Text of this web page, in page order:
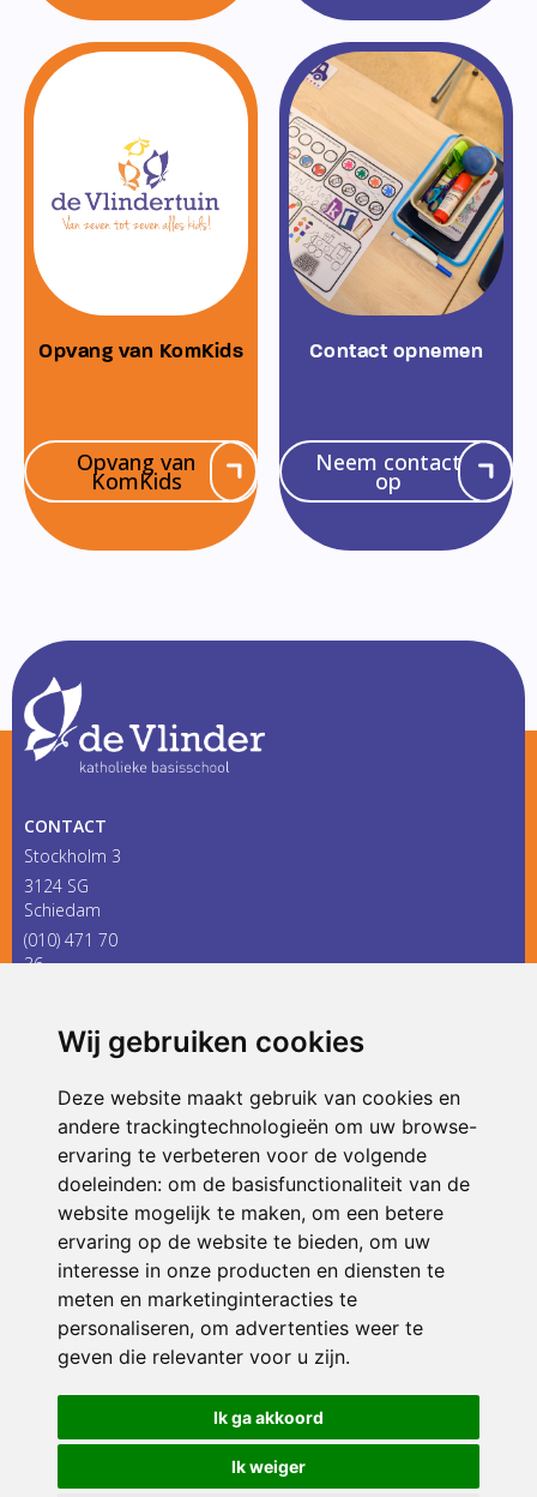
Wij gebruiken cookies
Deze website maakt gebruik van cookies en
andere trackingtechnologieën om uw browse-
ervaring te verbeteren voor de volgende
doeleinden: om de basisfunctionaliteit van de
website mogelijk te maken, om een betere
ervaring op de website te bieden, om uw
interesse in onze producten en diensten te
meten en marketinginteracties te
personaliseren, om advertenties weer te
geven die relevanter voor u zijn.
Ik ga akkoord
Ik weiger
Opvang van KomKids
Opvang van
KomKids
Contact opnemen
Neem contact
op
CONTACT
Stockholm 3
3124 SG
Schiedam
(010) 471 70
36
ONDERDEEL VAN
© 2026 De Vlinder | Alle rechten voorbehouden
Privacy policy|Disclaimer| Klachtenregeling|RSIN en Anbi
voorkeuren
Crealisatie The MindOffice